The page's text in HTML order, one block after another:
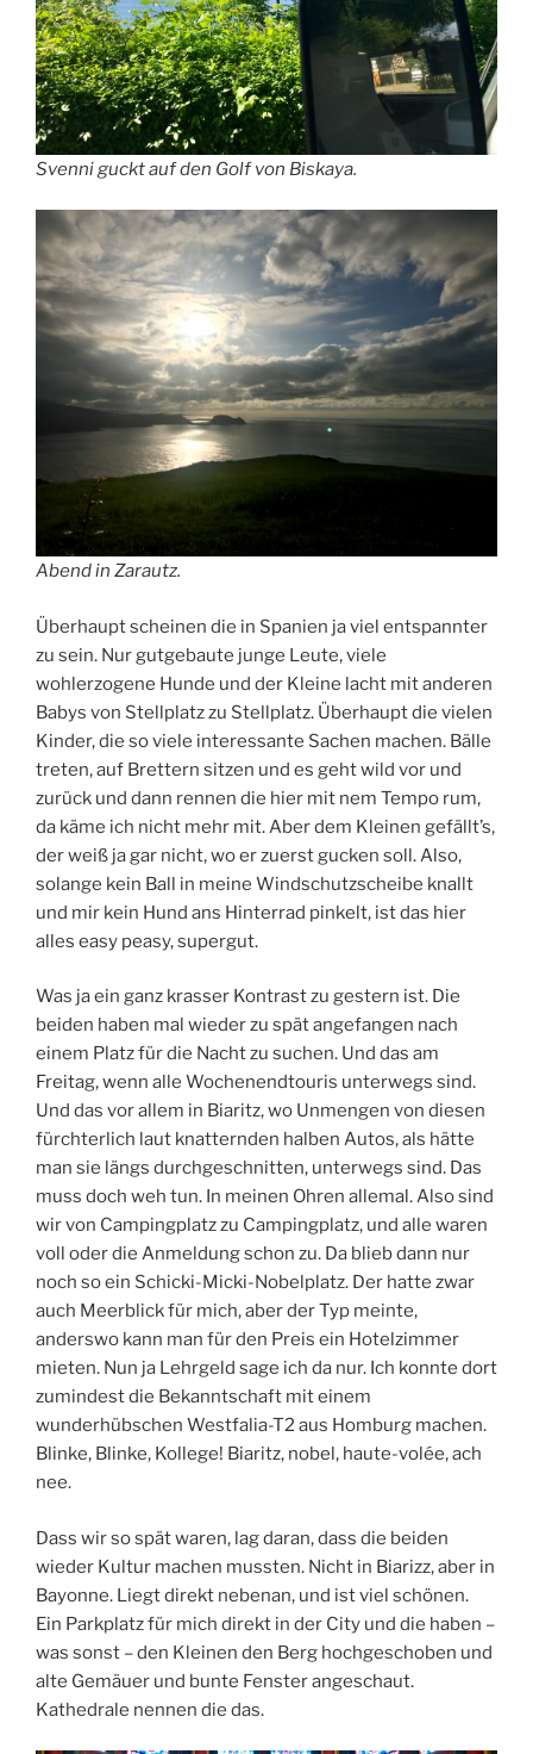
Svenni guckt auf den Golf von Biskaya.
Abend in Zarautz.
Überhaupt scheinen die in Spanien ja viel entspannter
zu sein. Nur gutgebaute junge Leute, viele
wohlerzogene Hunde und der Kleine lacht mit anderen
Babys von Stellplatz zu Stellplatz. Überhaupt die vielen
Kinder, die so viele interessante Sachen machen. Bälle
treten, auf Brettern sitzen und es geht wild vor und
zurück und dann rennen die hier mit nem Tempo rum,
da käme ich nicht mehr mit. Aber dem Kleinen gefällt’s,
der weiß ja gar nicht, wo er zuerst gucken soll. Also,
solange kein Ball in meine Windschutzscheibe knallt
und mir kein Hund ans Hinterrad pinkelt, ist das hier
alles easy peasy, supergut.
Was ja ein ganz krasser Kontrast zu gestern ist. Die
beiden haben mal wieder zu spät angefangen nach
einem Platz für die Nacht zu suchen. Und das am
Freitag, wenn alle Wochenendtouris unterwegs sind.
Und das vor allem in Biaritz, wo Unmengen von diesen
fürchterlich laut knatternden halben Autos, als hätte
man sie längs durchgeschnitten, unterwegs sind. Das
muss doch weh tun. In meinen Ohren allemal. Also sind
wir von Campingplatz zu Campingplatz, und alle waren
voll oder die Anmeldung schon zu. Da blieb dann nur
noch so ein Schicki-Micki-Nobelplatz. Der hatte zwar
auch Meerblick für mich, aber der Typ meinte,
anderswo kann man für den Preis ein Hotelzimmer
mieten. Nun ja Lehrgeld sage ich da nur. Ich konnte dort
zumindest die Bekanntschaft mit einem
wunderhübschen Westfalia-T2 aus Homburg machen.
Blinke, Blinke, Kollege! Biaritz, nobel, haute-volée, ach
nee.
Dass wir so spät waren, lag daran, dass die beiden
wieder Kultur machen mussten. Nicht in Biarizz, aber in
Bayonne. Liegt direkt nebenan, und ist viel schönen.
Ein Parkplatz für mich direkt in der City und die haben –
was sonst – den Kleinen den Berg hochgeschoben und
alte Gemäuer und bunte Fenster angeschaut.
Kathedrale nennen die das.